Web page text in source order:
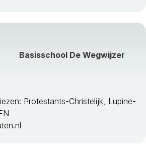
Basisschool De Wegwijzer
Protestants-Christelijk, Lupine-